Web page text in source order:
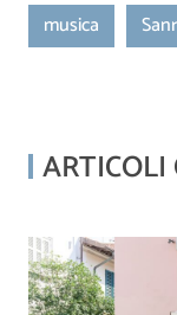
musica
ARTICOLI